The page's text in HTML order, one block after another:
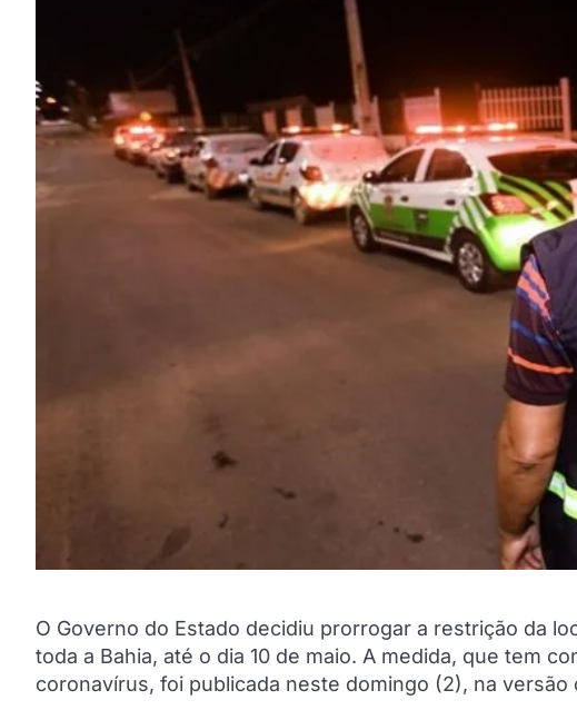
O Governo do Estado decidiu prorrogar a restrição da
toda a Bahia, até o dia 10 de maio. A medida, que tem
coronavírus, foi publicada neste domingo (2), na versão